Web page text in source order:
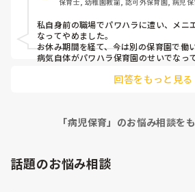
私自身前の職場でパワハラに遭い、メニ
なってやめました。
お休み期間を経て、今は別の保育園で働
病気自体がパワハラ保育園のせいでなっ
回答をもっと見る
「病児保育」のお悩み相談を
話題のお悩み相談